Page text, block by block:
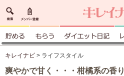
キレイナビ > ライフスタイル
爽やかで甘く・・・柑橘系の香